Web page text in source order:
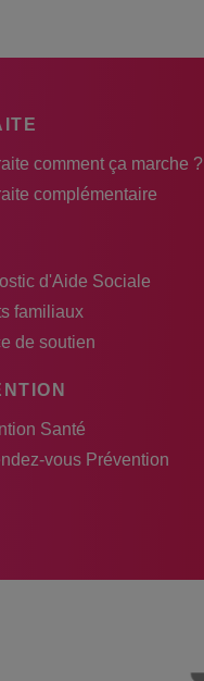
comment ça marche ?
complémentaire
d'Aide Sociale
familiaux
de soutien
Santé
vous Prévention